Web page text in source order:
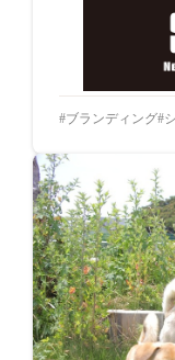
ブランディング